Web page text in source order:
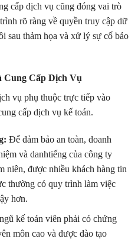
cấp dịch vụ cũng đóng vai trò
rõ ràng về quyền truy cập dữ
sau thảm họa và xử lý sự cố bảo
Cung Cấp Dịch Vụ
vụ phụ thuộc trực tiếp vào
cấp dịch vụ kế toán.
Để đảm bảo an toàn, doanh
và danhtiếng của công ty
niên, được nhiều khách hàng tin
thường có quy trình làm việc
hơn.
kế toán viên phải có chứng
môn cao và được đào tạo